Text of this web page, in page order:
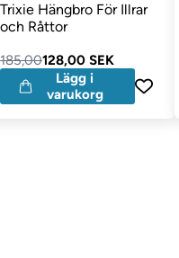
Trixie Hängbro För Illrar
och Råttor
185,00128,00 SEK
Lägg i
varukorg